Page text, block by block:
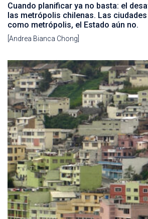
Cuando planificar ya no basta: el
las metrópolis chilenas. Las
como metrópolis, el Estado aún no.
[Andrea Bianca Chong]